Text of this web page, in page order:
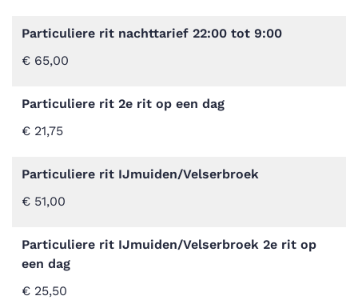
Particuliere rit nachttarief 22:00 tot 9:00
€ 65,00
Particuliere rit 2e rit op een dag
€ 21,75
Particuliere rit IJmuiden/Velserbroek
€ 51,00
Particuliere rit IJmuiden/Velserbroek 2e rit op
een dag
€ 25,50